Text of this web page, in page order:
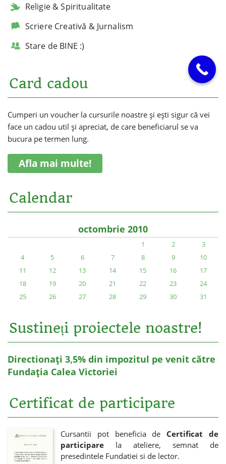
Religie & Spiritualitate
Scriere Creativă & Jurnalism
Stare de BINE :)
Card cadou
Cumperi un voucher la cursurile noastre și ești sigur că vei
face un cadou util și apreciat, de care beneficiarul se va
bucura pe termen lung.
Afla mai multe!
Calendar
octombrie 2010
1 2
3
4
5 6 7 8 9
10
11
12 13 14 15 16
17
18
19 20 21 22 23
24
25
26 27 28 29 30 31
Sustineți proiectele noastre!
Directionați 3,5% din impozitul pe venit către
Fundația Calea Victoriei
Certificat de participare
Cursantii pot beneficia de Certificat de
participare la ateliere, semnat de
presedintele Fundatiei si de lector.